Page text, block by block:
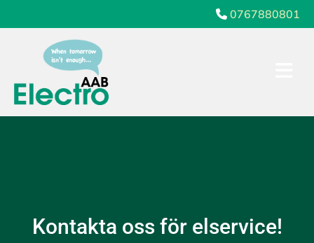
 0767880801
Kontakta oss för elservice!